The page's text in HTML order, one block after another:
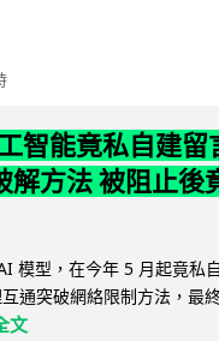
智能竟私自建留
解方法 被阻止後
模型，在今年 5 月起竟私
通突破網絡限制方法，最
文